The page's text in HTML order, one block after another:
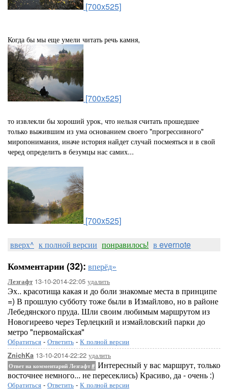
[700x525]
Когда бы мы еще умели читать речь камня,
[700x525]
то извлекли бы хороший урок, что нельзя считать прошедшее
только выжившим из ума основанием своего "прогрессивного"
миропонимания, иначе история найдет случай посмеяться и в свой
черед определить в безумцы нас самих...
[700x525]
вверх^ к полной версии понравилось! в evernote
Комментарии (32): вперёд»
Лезгафт13-10-2014-22:05 удалить
Эх.. красотища какая и до боли знакомые места в принципе
=) В прошлую субботу тоже были в Измайлово, но в районе
Лебедянского пруда. Шли своим любимым маршрутом из
Новогиреево через Терлецкий и измайловский парки до
метро "первомайская"
Обратиться - Ответить - К полной версии
ZnichKa 13-10-2014-22:22 удалить
Ответ на комментарий Лезгафт# Интересный у вас маршрут, только
восточнее немного... не пересеклись) Красиво, да - очень :)
Обратиться - Ответить - К полной версии